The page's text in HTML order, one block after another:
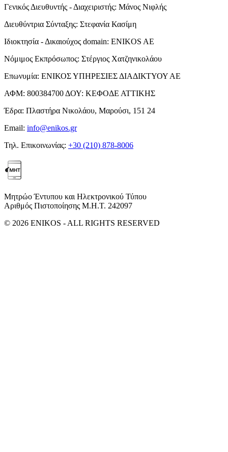
Γενικός Διευθυντής - Διαχειριστής: Μάνος Νιφλής
Διευθύντρια Σύνταξης: Στεφανία Κασίμη
Ιδιοκτησία - Δικαιούχος domain: ENIKOS AE
Νόμιμος Εκπρόσωπος: Στέργιος Χατζηνικολάου
Επωνυμία: ΕΝΙΚΟΣ ΥΠΗΡΕΣΙΕΣ ΔΙΑΔΙΚΤΥΟΥ ΑΕ
ΑΦΜ: 800384700ΔΟΥ: ΚΕΦΟΔΕ ΑΤΤΙΚΗΣ
Έδρα: Πλαστήρα Νικολάου, Μαρούσι, 151 24
Email: info@enikos.gr
Τηλ. Επικοινωνίας: +30 (210) 878-8006
Μητρώο Έντυπου και Ηλεκτρονικού Τύπου
Αριθμός Πιστοποίησης Μ.Η.Τ. 242097
© 2026 ENIKOS - ALL RIGHTS RESERVED